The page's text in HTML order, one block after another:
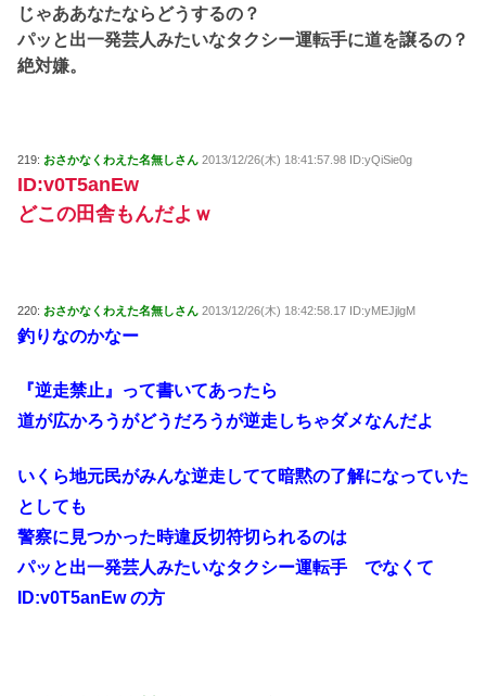
じゃああなたならどうするの？
パッと出一発芸人みたいなタクシー運転手に道を譲るの？
絶対嫌。
219: おさかなくわえた名無しさん 2013/12/26(木) 18:41:57.98 ID:yQiSie0g
ID:v0T5anEw
どこの田舎もんだよｗ
220: おさかなくわえた名無しさん 2013/12/26(木) 18:42:58.17 ID:yMEJjlgM
釣りなのかなー
『逆走禁止』って書いてあったら
道が広かろうがどうだろうが逆走しちゃダメなんだよ
いくら地元民がみんな逆走してて暗黙の了解になっていた
としても
警察に見つかった時違反切符切られるのは
パッと出一発芸人みたいなタクシー運転手 でなくて
ID:v0T5anEw の方